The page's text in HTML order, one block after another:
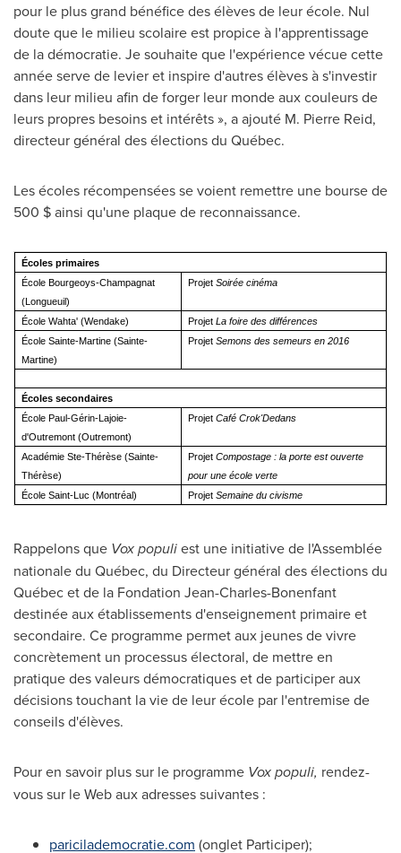
pour le plus grand bénéfice des élèves de leur école. Nul
doute que le milieu scolaire est propice à l'apprentissage
de la démocratie. Je souhaite que l'expérience vécue cette
année serve de levier et inspire d'autres élèves à s'investir
dans leur milieu afin de forger leur monde aux couleurs de
leurs propres besoins et intérêts », a ajouté M. Pierre Reid,
directeur général des élections du Québec.
Les écoles récompensées se voient remettre une bourse de
500 $ ainsi qu'une plaque de reconnaissance.
Écoles primaires
École Bourgeoys-Champagnat
(Longueuil)
Projet Soirée cinéma
École Wahta' (Wendake) Projet La foire des différences
École Sainte-Martine (Sainte-
Martine)
Projet Semons des semeurs en 2016
Écoles secondaires
École Paul-Gérin-Lajoie-
d'Outremont (Outremont)
Projet Café Crok'Dedans
Académie Ste-Thérèse (Sainte-
Thérèse)
Projet Compostage : la porte est ouverte
pour une école verte
École Saint-Luc (Montréal)
Projet Semaine du civisme
Rappelons que Vox populiest une initiative de l'Assemblée
nationale du Québec, du Directeur général des élections du
Québec et de la Fondation Jean-Charles-Bonenfant
destinée aux établissements d'enseignement primaire et
secondaire. Ce programme permet aux jeunes de vivre
concrètement un processus électoral, de mettre en
pratique des valeurs démocratiques et de participer aux
décisions touchant la vie de leur école par l'entremise de
conseils d'élèves.
Pour en savoir plus sur le programme Vox populi, rendez-
vous sur le Web aux adresses suivantes :
paricilademocratie.com (onglet Participer);